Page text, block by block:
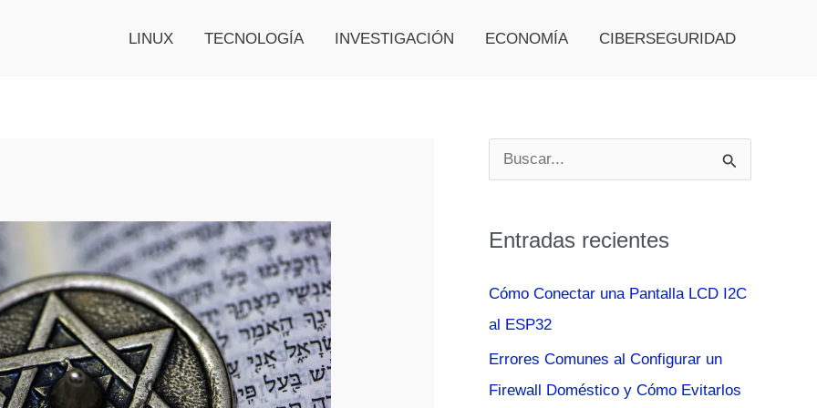
LINUX TECNOLOGÍA INVESTIGACIÓN ECONOMÍA CIBERSEGURIDAD
u
c
o
r
Entradas recientes
Cómo Conectar una Pantalla LCD I2C
al ESP32
Errores Comunes al Configurar un
Firewall Doméstico y Cómo Evitarlos